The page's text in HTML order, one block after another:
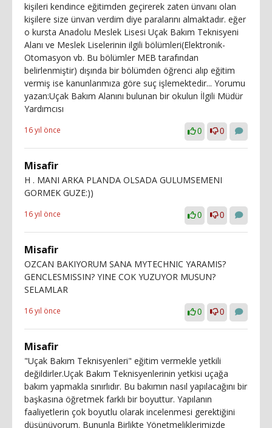
kişileri kendince eğitimden geçirerek zaten ünvanı olan
kişilere size ünvan verdim diye paralarını almaktadır. eğer
o kursta Anadolu Meslek Lisesi Uçak Bakım Teknisyeni
Alanı ve Meslek Liselerinin ilgili bölümleri(Elektronik-
Otomasyon vb. Bu bölümler MEB tarafından
belirlenmiştir) dışında bir bölümden öğrenci alıp eğitim
vermiş ise kanunlarımıza göre suç işlemektedir... Yorumu
yazan:Uçak Bakım Alanını bulunan bir okulun İlgili Müdür
Yardımcısı
16 yıl önce 0 0
Misafir
H . MANI ARKA PLANDA OLSADA GULUMSEMENI
GORMEK GUZE:))
16 yıl önce 0 0
Misafir
OZCAN BAKIYORUM SANA MYTECHNIC YARAMIS?
GENCLESMISSIN? YINE COK YUZUYOR MUSUN?
SELAMLAR
16 yıl önce 0 0
Misafir
"Uçak Bakım Teknisyenleri" eğitim vermekle yetkili
değildirler.Uçak Bakım Teknisyenlerinin yetkisi uçağa
bakım yapmakla sınırlıdır. Bu bakımın nasıl yapılacağını bir
başkasına öğretmek farklı bir boyuttur. Yapılanın
faaliyetlerin çok boyutlu olarak incelenmesi gerektiğini
düşünüyorum. Bununla Birlikte Yönetmeliklerimizde